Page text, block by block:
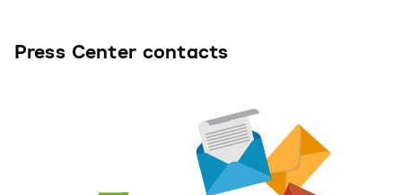
Press Center contacts